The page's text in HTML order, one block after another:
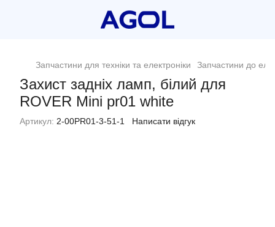
Запчастини для техніки та електроніки Запчастини до
Захист задніх ламп, білий для
ROVER Mini pr01 white
Артикул: 2-00PR01-3-51-1 Написати відгук